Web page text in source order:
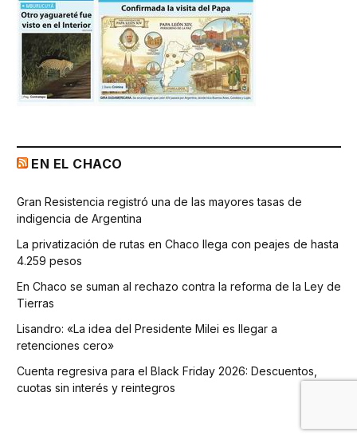
EN EL CHACO
Gran Resistencia registró una de las mayores tasas de
indigencia de Argentina
La privatización de rutas en Chaco llega con peajes de hasta
4.259 pesos
En Chaco se suman al rechazo contra la reforma de la Ley de
Tierras
Lisandro: «La idea del Presidente Milei es llegar a
retenciones cero»
Cuenta regresiva para el Black Friday 2026: Descuentos,
cuotas sin interés y reintegros